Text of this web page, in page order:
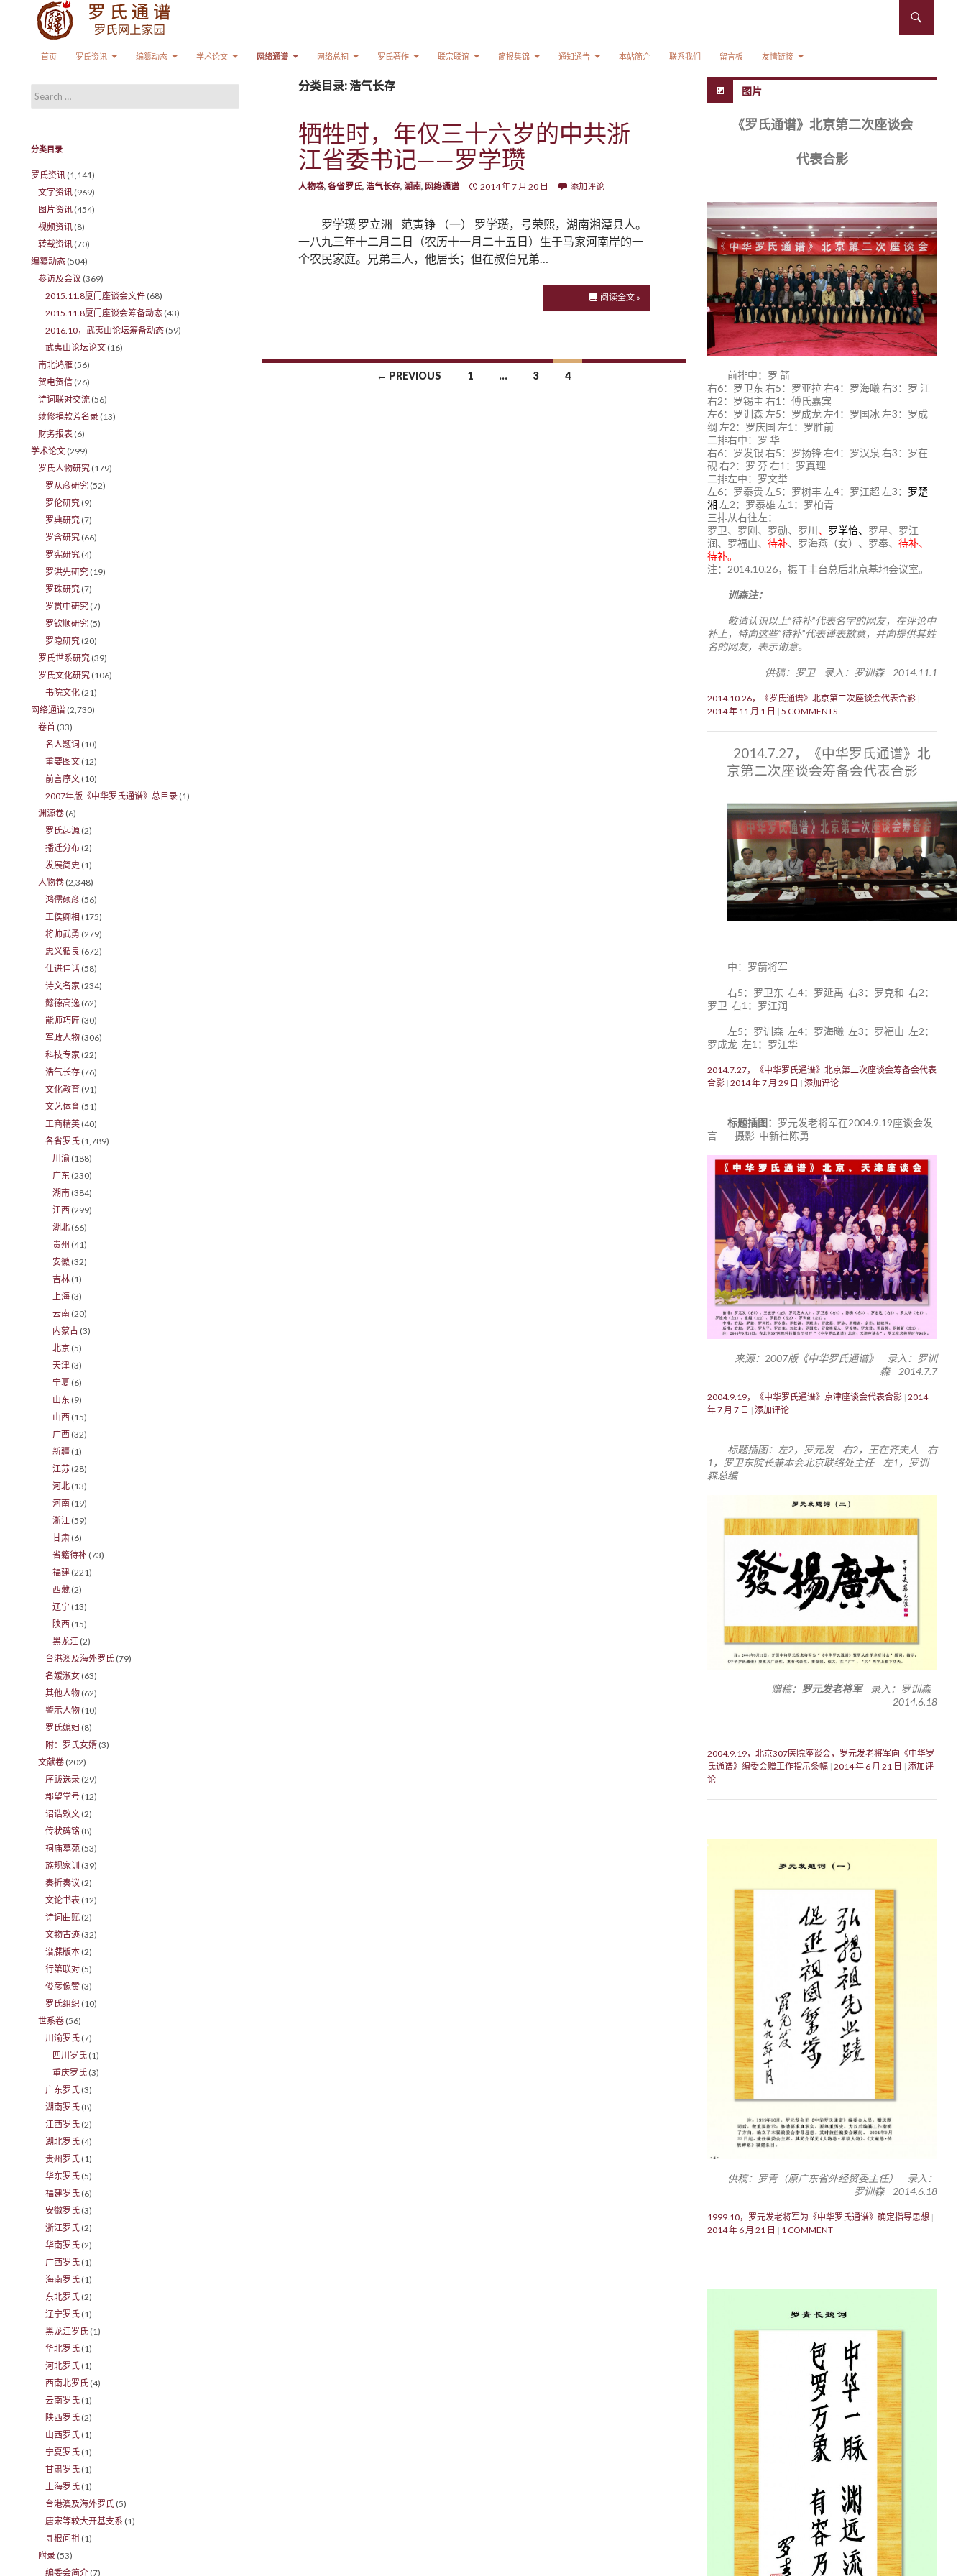
首页
罗氏资讯 编纂动态 学术论文 网络通谱 网络总祠 罗氏著作 联宗联谊 简报集锦 通知通告 本站简介 联系我们 留言板 友情链接
分类目录: 浩气长存
牺牲时，年仅三十六岁的中共浙
江省委书记——罗学瓒
人物卷, 各省罗氏, 浩气长存, 湖南, 网络通谱 2014 年 7 月 20 日 添加评论
罗学瓒 罗立洲 范寅铮 （一） 罗学瓒，号荣熙，湖南湘潭县人。
一八九三年十二月二日（农历十一月二十五日）生于马家河南岸的一
个农民家庭。兄弟三人，他居长；但在叔伯兄弟…
阅读全文 »
← PREVIOUS 1 … 3 4
图片
《罗氏通谱》北京第二次座谈会
代表合影
前排中：罗 箭
右6：罗卫东 右5：罗亚拉 右4：罗海曦 右3：罗 江
右2：罗锡主 右1：傅氏嘉宾
左6：罗训森 左5：罗成龙 左4：罗国冰 左3：罗成
纲 左2：罗庆国 左1：罗胜前
二排右中：罗 华
右6：罗发银 右5：罗扬锋 右4：罗汉泉 右3：罗在
砚 右2：罗 芬 右1：罗真理
二排左中：罗文举
左6：罗泰贵 左5：罗树丰 左4：罗江超 左3： 罗楚
湘 左2：罗泰雄 左1：罗柏青
三排从右往左：
罗卫、罗刚、罗勋、罗川、 罗学怡、 罗星、罗江
润、罗福山、 待补、罗海燕（女）、罗奉、 待补、
待补。
注：2014.10.26，摄于丰台总后北京基地会议室。
训森注：
敬请认识以上“待补”代表名字的网友，在评论中
补上，特向这些“待补”代表谨表歉意，并向提供其姓
名的网友，表示谢意。
供稿：罗卫 录入：罗训森 2014.11.1
2014.10.26，《罗氏通谱》北京第二次座谈会代表合影
2014 年 11 月 1 日
5 COMMENTS
2014.7.27，《中华罗氏通谱》北
京第二次座谈会筹备会代表合影
中：罗箭将军
右5：罗卫东 右4：罗延禹 右3：罗克和 右2：
罗卫 右1：罗江润
左5：罗训森 左4：罗海曦 左3：罗福山 左2：
罗成龙 左1：罗江华
2014.7.27，《中华罗氏通谱》北京第二次座谈会筹备会代表
合影 2014 年 7 月 29 日 添加评论
标题插图： 罗元发老将军在2004.9.19座谈会发
言——摄影 中新社陈勇
来源：2007版《中华罗氏通谱》 录入：罗训
森 2014.7.7
2004.9.19，《中华罗氏通谱》京津座谈会代表合影 2014
年 7 月 7 日
添加评论
标题插图：左2，罗元发 右2，王在齐夫人 右
1，罗卫东院长兼本会北京联络处主任 左1，罗训
森总编
赠稿： 罗元发老将军录入：罗训森
2014.6.18
2004.9.19，北京307医院座谈会，罗元发老将军向《中华罗
氏通谱》编委会赠工作指示条幅 2014 年 6 月 21 日
添加评
论
供稿：罗青（原广东省外经贸委主任） 录入：
罗训森 2014.6.18
1999.10，罗元发老将军为《中华罗氏通谱》确定指导思想
2014 年 6 月 21 日
1 COMMENT
Search for:
分类目录
罗氏资讯 (1,141)
文字资讯 (969)
图片资讯 (454)
视频资讯 (8)
转载资讯 (70)
编纂动态 (504)
参访及会议 (369)
2015.11.8厦门座谈会文件 (68)
2015.11.8厦门座谈会筹备动态 (43)
2016.10，武夷山论坛筹备动态 (59)
武夷山论坛论文 (16)
南北鸿雁 (56)
贺电贺信 (26)
诗词联对交流 (56)
续修捐款芳名录 (13)
财务报表 (6)
学术论文 (299)
罗氏人物研究 (179)
罗从彦研究 (52)
罗伦研究 (9)
罗典研究 (7)
罗含研究 (66)
罗宪研究 (4)
罗洪先研究 (19)
罗珠研究 (7)
罗贯中研究 (7)
罗钦顺研究 (5)
罗隐研究 (20)
罗氏世系研究 (39)
罗氏文化研究 (106)
书院文化 (21)
网络通谱 (2,730)
卷首 (33)
名人题词 (10)
重要图文 (12)
前言序文 (10)
2007年版《中华罗氏通谱》总目录 (1)
渊源卷 (6)
罗氏起源 (2)
播迁分布 (2)
发展简史 (1)
人物卷 (2,348)
鸿儒硕彦 (56)
王侯卿相 (175)
将帅武勇 (279)
忠义循良 (672)
仕进佳话 (58)
诗文名家 (234)
懿德高逸 (62)
能师巧匠 (30)
军政人物 (306)
科技专家 (22)
浩气长存 (76)
文化教育 (91)
文艺体育 (51)
工商精英 (40)
各省罗氏 (1,789)
川渝 (188)
广东 (230)
湖南 (384)
江西 (299)
湖北 (66)
贵州 (41)
安徽 (32)
吉林 (1)
上海 (3)
云南 (20)
内蒙古 (3)
北京 (5)
天津 (3)
宁夏 (6)
山东 (9)
山西 (15)
广西 (32)
新疆 (1)
江苏 (28)
河北 (13)
河南 (19)
浙江 (59)
甘肃 (6)
省籍待补 (73)
福建 (221)
西藏 (2)
辽宁 (13)
陕西 (15)
黑龙江 (2)
台港澳及海外罗氏 (79)
名嫒淑女 (63)
其他人物 (62)
警示人物 (10)
罗氏媳妇 (8)
附：罗氏女婿 (3)
文献卷 (202)
序跋选录 (29)
郡望堂号 (12)
诏诰敕文 (2)
传状碑铭 (8)
祠庙墓苑 (53)
族规家训 (39)
奏折奏议 (2)
文论书表 (12)
诗词曲赋 (2)
文物古迹 (32)
谱牒版本 (2)
行第联对 (5)
俊彦像赞 (3)
罗氏组织 (10)
世系卷 (56)
川渝罗氏 (7)
四川罗氏 (1)
重庆罗氏 (3)
广东罗氏 (3)
湖南罗氏 (8)
江西罗氏 (2)
湖北罗氏 (4)
贵州罗氏 (1)
华东罗氏 (5)
福建罗氏 (6)
安徽罗氏 (3)
浙江罗氏 (2)
华南罗氏 (2)
广西罗氏 (1)
海南罗氏 (1)
东北罗氏 (2)
辽宁罗氏 (1)
黑龙江罗氏 (1)
华北罗氏 (1)
河北罗氏 (1)
西南北罗氏 (4)
云南罗氏 (1)
陕西罗氏 (2)
山西罗氏 (1)
宁夏罗氏 (1)
甘肃罗氏 (1)
上海罗氏 (1)
台港澳及海外罗氏 (5)
唐宋等较大开基支系 (1)
寻根问祖 (1)
附录 (53)
编委会简介 (7)